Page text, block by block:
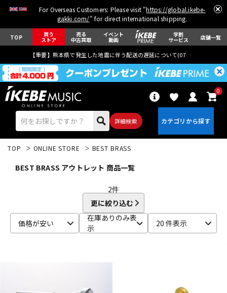
For Overseas Customers: Please visit "https://global.ikebe-
gakki.com/" for direct international shipping.
TOP 買う
ストア
売る
中古買取
イベント
動画
学割
サービス 店舗一覧
【重要】熊本県で発生した地震に伴う配送の遅延について(07月29日
詳細検索
0
TOP ONLINE STORE BEST BRASS
BEST BRASS アウトレット 商品一覧
2件
更に絞り込む
価格が安い
在庫ありのみ表
示
20 件表示